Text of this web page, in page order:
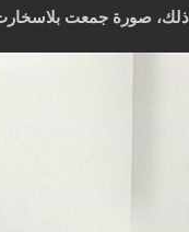
ذلك، صورة جمعت